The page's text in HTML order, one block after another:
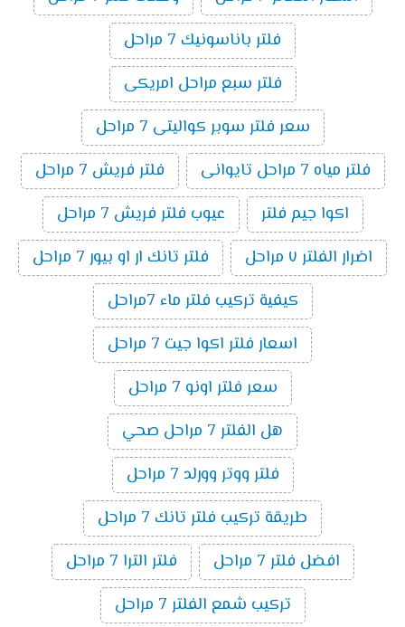
فلتر باناسونيك 7 مراحل
فلتر سبع مراحل امريكى
سعر فلتر سوبر كواليتى 7 مراحل
فلتر مياه 7 مراحل تايوانى
فلتر فريش 7 مراحل
اكوا جيم فلتر
عيوب فلتر فريش 7 مراحل
اضرار الفلتر ٧ مراحل
فلتر تانك ار او بيور 7 مراحل
كيفية تركيب فلتر ماء 7مراحل
اسعار فلتر اكوا جيت 7 مراحل
سعر فلتر اونو 7 مراحل
هل الفلتر 7 مراحل صحي
فلتر ووتر وورلد 7 مراحل
طريقة تركيب فلتر تانك 7 مراحل
افضل فلتر 7 مراحل
فلتر الترا 7 مراحل
تركيب شمع الفلتر 7 مراحل